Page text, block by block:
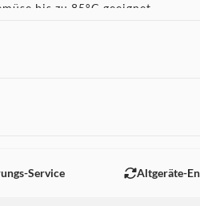
bis zu 85°C geeignet.
Öffnen und Verschließen.
Service Altgeräte-